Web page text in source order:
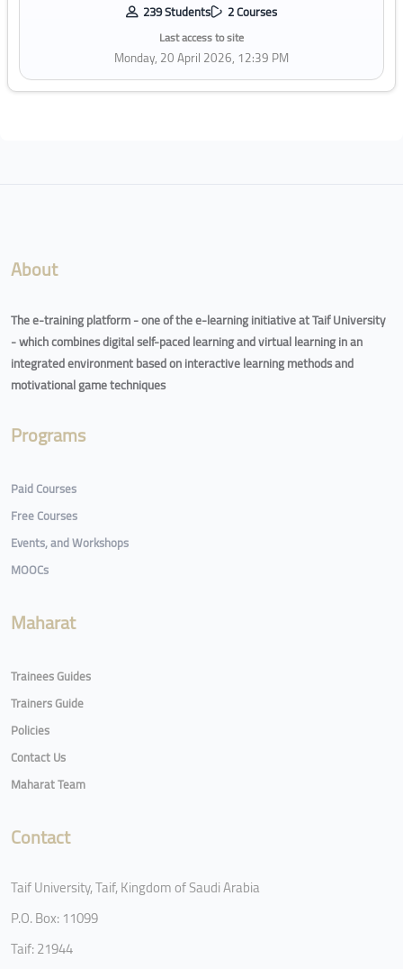
239 Students 2 Courses
Last access to site
Monday, 20 April 2026, 12:39 PM
About
The e-training platform - one of the e-learning initiative at Taif University
- which combines digital self-paced learning and virtual learning in an
integrated environment based on interactive learning methods and
motivational game techniques
Programs
Paid Courses
Free Courses
Events, and Workshops
MOOCs
Maharat
Trainees Guides
Trainers Guide
Policies
Contact Us
Maharat Team
Contact
Taif University, Taif, Kingdom of Saudi Arabia
P.O. Box: 11099
Taif: 21944